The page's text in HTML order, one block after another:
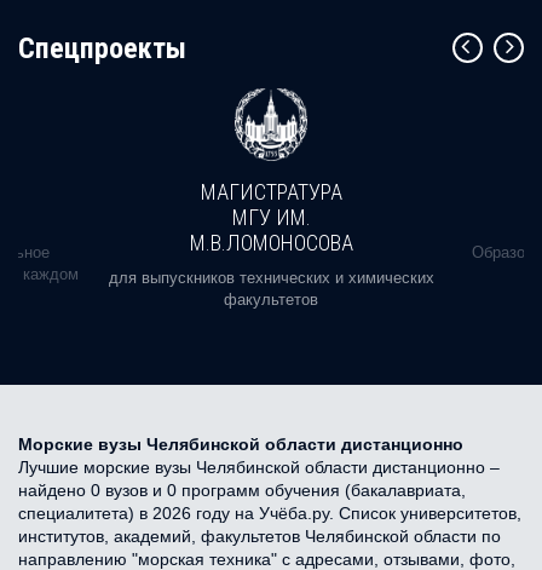
Cпецпроекты
в каждом
МАГИСТРАТУРА
МГУ ИМ.
М.В.ЛОМОНОСОВА
для выпускников технических и химических
факультетов
Морские вузы Челябинской области дистанционно
Лучшие морские вузы Челябинской области дистанционно –
найдено 0 вузов и 0 программ обучения (бакалавриата,
специалитета) в 2026 году на Учёба.ру. Список университетов,
институтов, академий, факультетов Челябинской области по
направлению "морская техника" с адресами, отзывами, фото,